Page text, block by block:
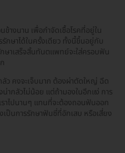
ข้างนาน เพื่อกำจัดเชื้อโรคที่อยู่ใน
กษาได้ในครั้งเดียว ทั้งนี้ขึ้นอยู่กับ
าเสร็จสิ้นทันตแพทย์จะใส่ครอบฟัน
ลัว คงจะเจ็บมาก ต้องผ่าตัดใหญ่ ฉีด
น่ากลัวไม่น้อย แต่ถ้ามองในอีกแง่ การ
าไปนานๆ แทนที่จะต้องถอนฟันออก
ป็นการรักษาฟันซี่ที่อักเสบ หรือเสี่ยง